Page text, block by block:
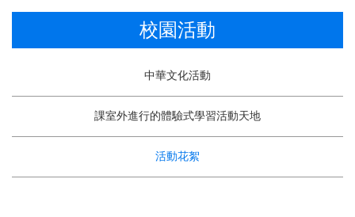
校園活動
中華文化活動
課室外進行的體驗式學習活動天地
活動花絮